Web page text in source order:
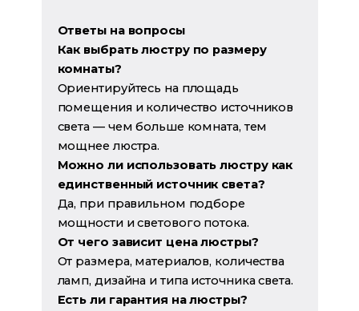
Ответы на вопросы
Как выбрать люстру по размеру
комнаты?
Ориентируйтесь на площадь
помещения и количество источников
света — чем больше комната, тем
мощнее люстра.
Можно ли использовать люстру как
единственный источник света?
Да, при правильном подборе
мощности и светового потока.
От чего зависит цена люстры?
От размера, материалов, количества
ламп, дизайна и типа источника света.
Есть ли гарантия на люстры?